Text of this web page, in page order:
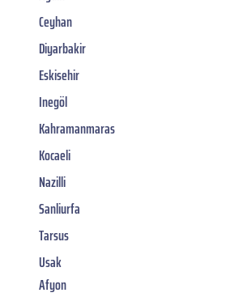
Ceyhan
Diyarbakir
Eskisehir
Inegöl
Kahramanmaras
Kocaeli
Nazilli
Sanliurfa
Tarsus
Usak
Afyon